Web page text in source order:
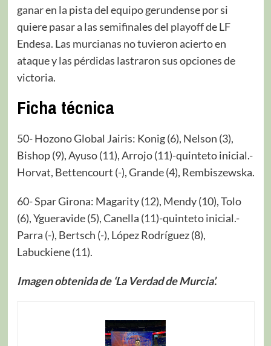
ganar en la pista del equipo gerundense por si
quiere pasar a las semifinales del playoff de LF
Endesa. Las murcianas no tuvieron acierto en
ataque y las pérdidas lastraron sus opciones de
victoria.
Ficha técnica
50- Hozono Global Jairis: Konig (6), Nelson (3),
Bishop (9), Ayuso (11), Arrojo (11)-quinteto inicial.-
Horvat, Bettencourt (-), Grande (4), Rembiszewska.
60- Spar Girona: Magarity (12), Mendy (10), Tolo
(6), Ygueravide (5), Canella (11)-quinteto inicial.-
Parra (-), Bertsch (-), López Rodríguez (8),
Labuckiene (11).
Imagen obtenida de ‘La Verdad de Murcia’.